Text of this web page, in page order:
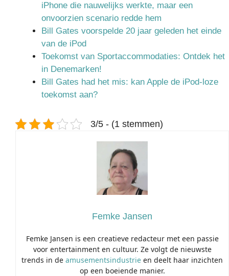
iPhone die nauwelijks werkte, maar een
onvoorzien scenario redde hem
Bill Gates voorspelde 20 jaar geleden het einde
van de iPod
Toekomst van Sportaccommodaties: Ontdek het
in Denemarken!
Bill Gates had het mis: kan Apple de iPod-loze
toekomst aan?
3/5 - (1 stemmen)
Femke Jansen
Femke Jansen is een creatieve redacteur met een passie
voor entertainment en cultuur. Ze volgt de nieuwste
trends in de amusementsindustrie en deelt haar inzichten
op een boeiende manier.